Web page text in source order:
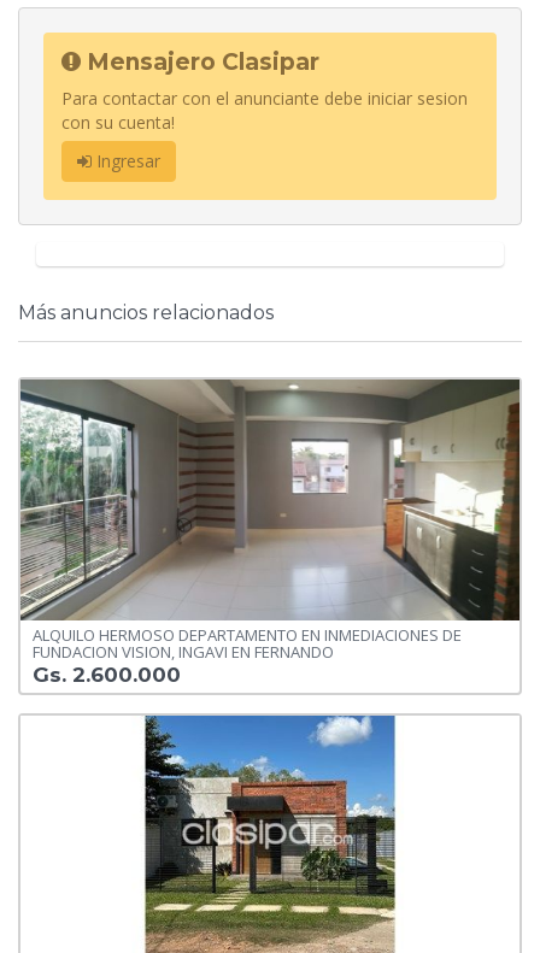
Mensajero Clasipar
Para contactar con el anunciante debe iniciar sesion
con su cuenta!
Ingresar
Más anuncios relacionados
ALQUILO HERMOSO DEPARTAMENTO EN INMEDIACIONES DE
FUNDACION VISION, INGAVI EN FERNANDO
Gs. 2.600.000